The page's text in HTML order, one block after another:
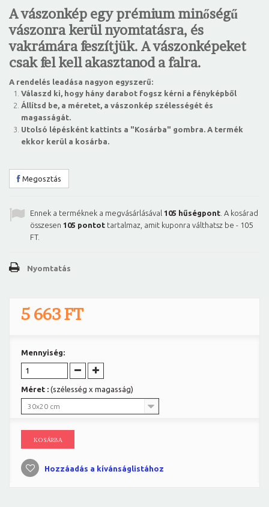
A vászonkép egy prémium minőségű
vászonra kerül nyomtatásra, és
vakrámára feszítjük. A vászonképeket
csak fel kell akasztanod a falra.
A rendelés leadása nagyon egyszerű:
Válaszd ki, hogy hány darabot fogsz kérni a fényképből
Állítsd be, a méretet, a vászonkép szélességét és
magasságát.
Utolsó lépésként kattints a "Kosárba" gombra. A termék
ekkor kerül a kosárba.
Megosztás
Ennek a terméknek a megvásárlásával 105 hűségpont . A kosárad
összesen 105 pontot tartalmaz, amit kuponra válthatsz be - 105
FT.
Nyomtatás
5 663 FT
Mennyiség:
Méret : (szélesség x magasság)
30x20 cm
KOSÁRBA
Hozzáadás a kívánságlistához